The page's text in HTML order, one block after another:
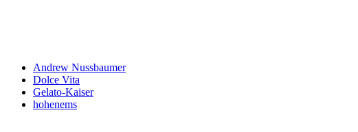
Andrew Nussbaumer
Dolce Vita
Gelato-Kaiser
hohenems